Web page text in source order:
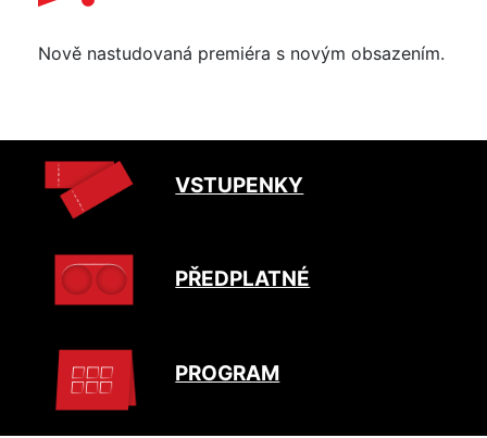
Nově nastudovaná premiéra s novým obsazením.
VSTUPENKY
PŘEDPLATNÉ
PROGRAM